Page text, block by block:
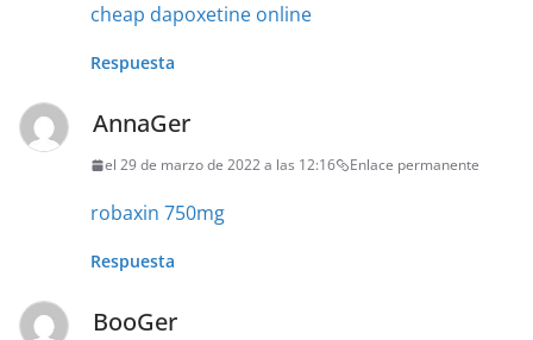
cheap dapoxetine online
Respuesta
AnnaGer
el 29 de marzo de 2022 a las 12:16 Enlace permanente
robaxin 750mg
Respuesta
BooGer